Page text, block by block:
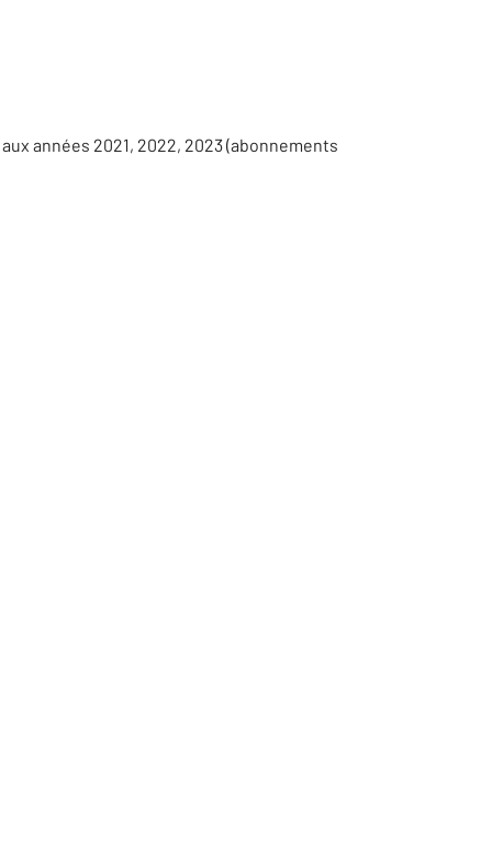
années 2021, 2022, 2023 (abonnements